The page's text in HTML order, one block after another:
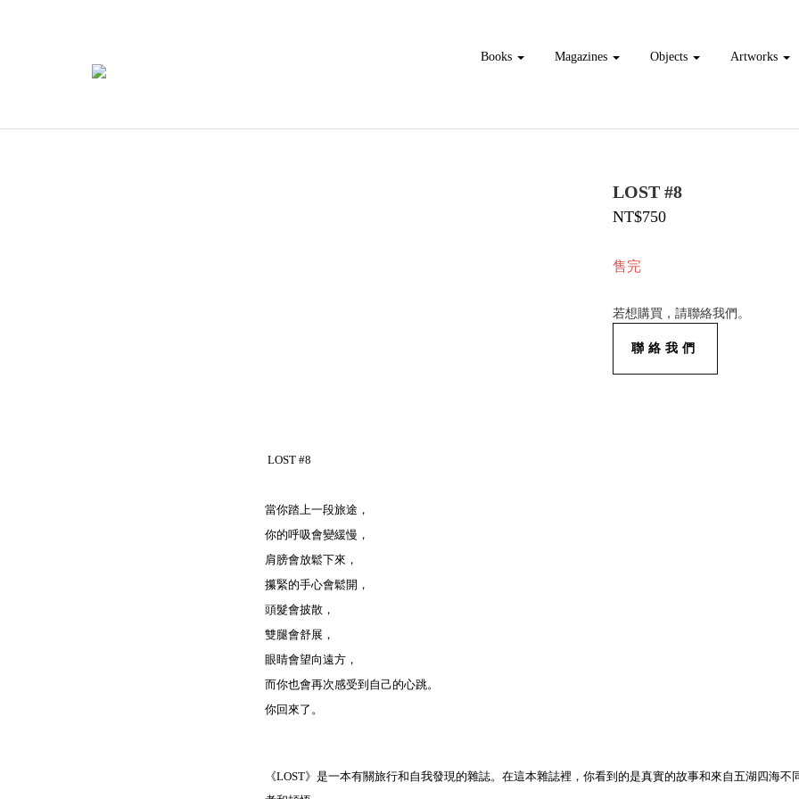
Books Magazines Objects Artworks
LOST #8
NT$750
售完
若想購買，請聯絡我們。
聯絡我們
LOST #8
當你踏上一段旅途，
你的呼吸會變緩慢，
肩膀會放鬆下來，
攥緊的手心會鬆開，
頭髮會披散，
雙腿會舒展，
眼睛會望向遠方，
而你也會再次感受到自己的心跳。
你回來了。
《LOST》是一本有關旅行和自我發現的雜誌。在這本雜誌裡，你看到的是真實的故事和來自五湖四海不